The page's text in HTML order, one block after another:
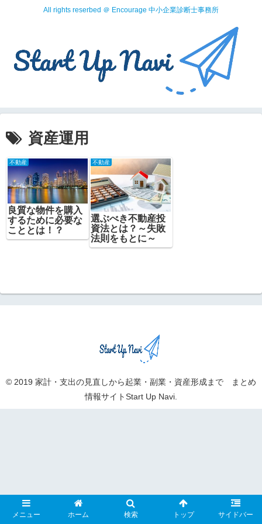
All rights reserbed ＠ Encourage 中小企業診断士事務所
資産運用
不動産
良質な物件を購入
するために必要な
こととは！？
不動産
選ぶべき不動産投
資法とは？～失敗
法則をもとに～
© 2019 家計・支出の見直しから起業・副業・資産形成まで まとめ
情報サイトStart Up Navi.
メニュー ホーム 検索 トップ サイドバー